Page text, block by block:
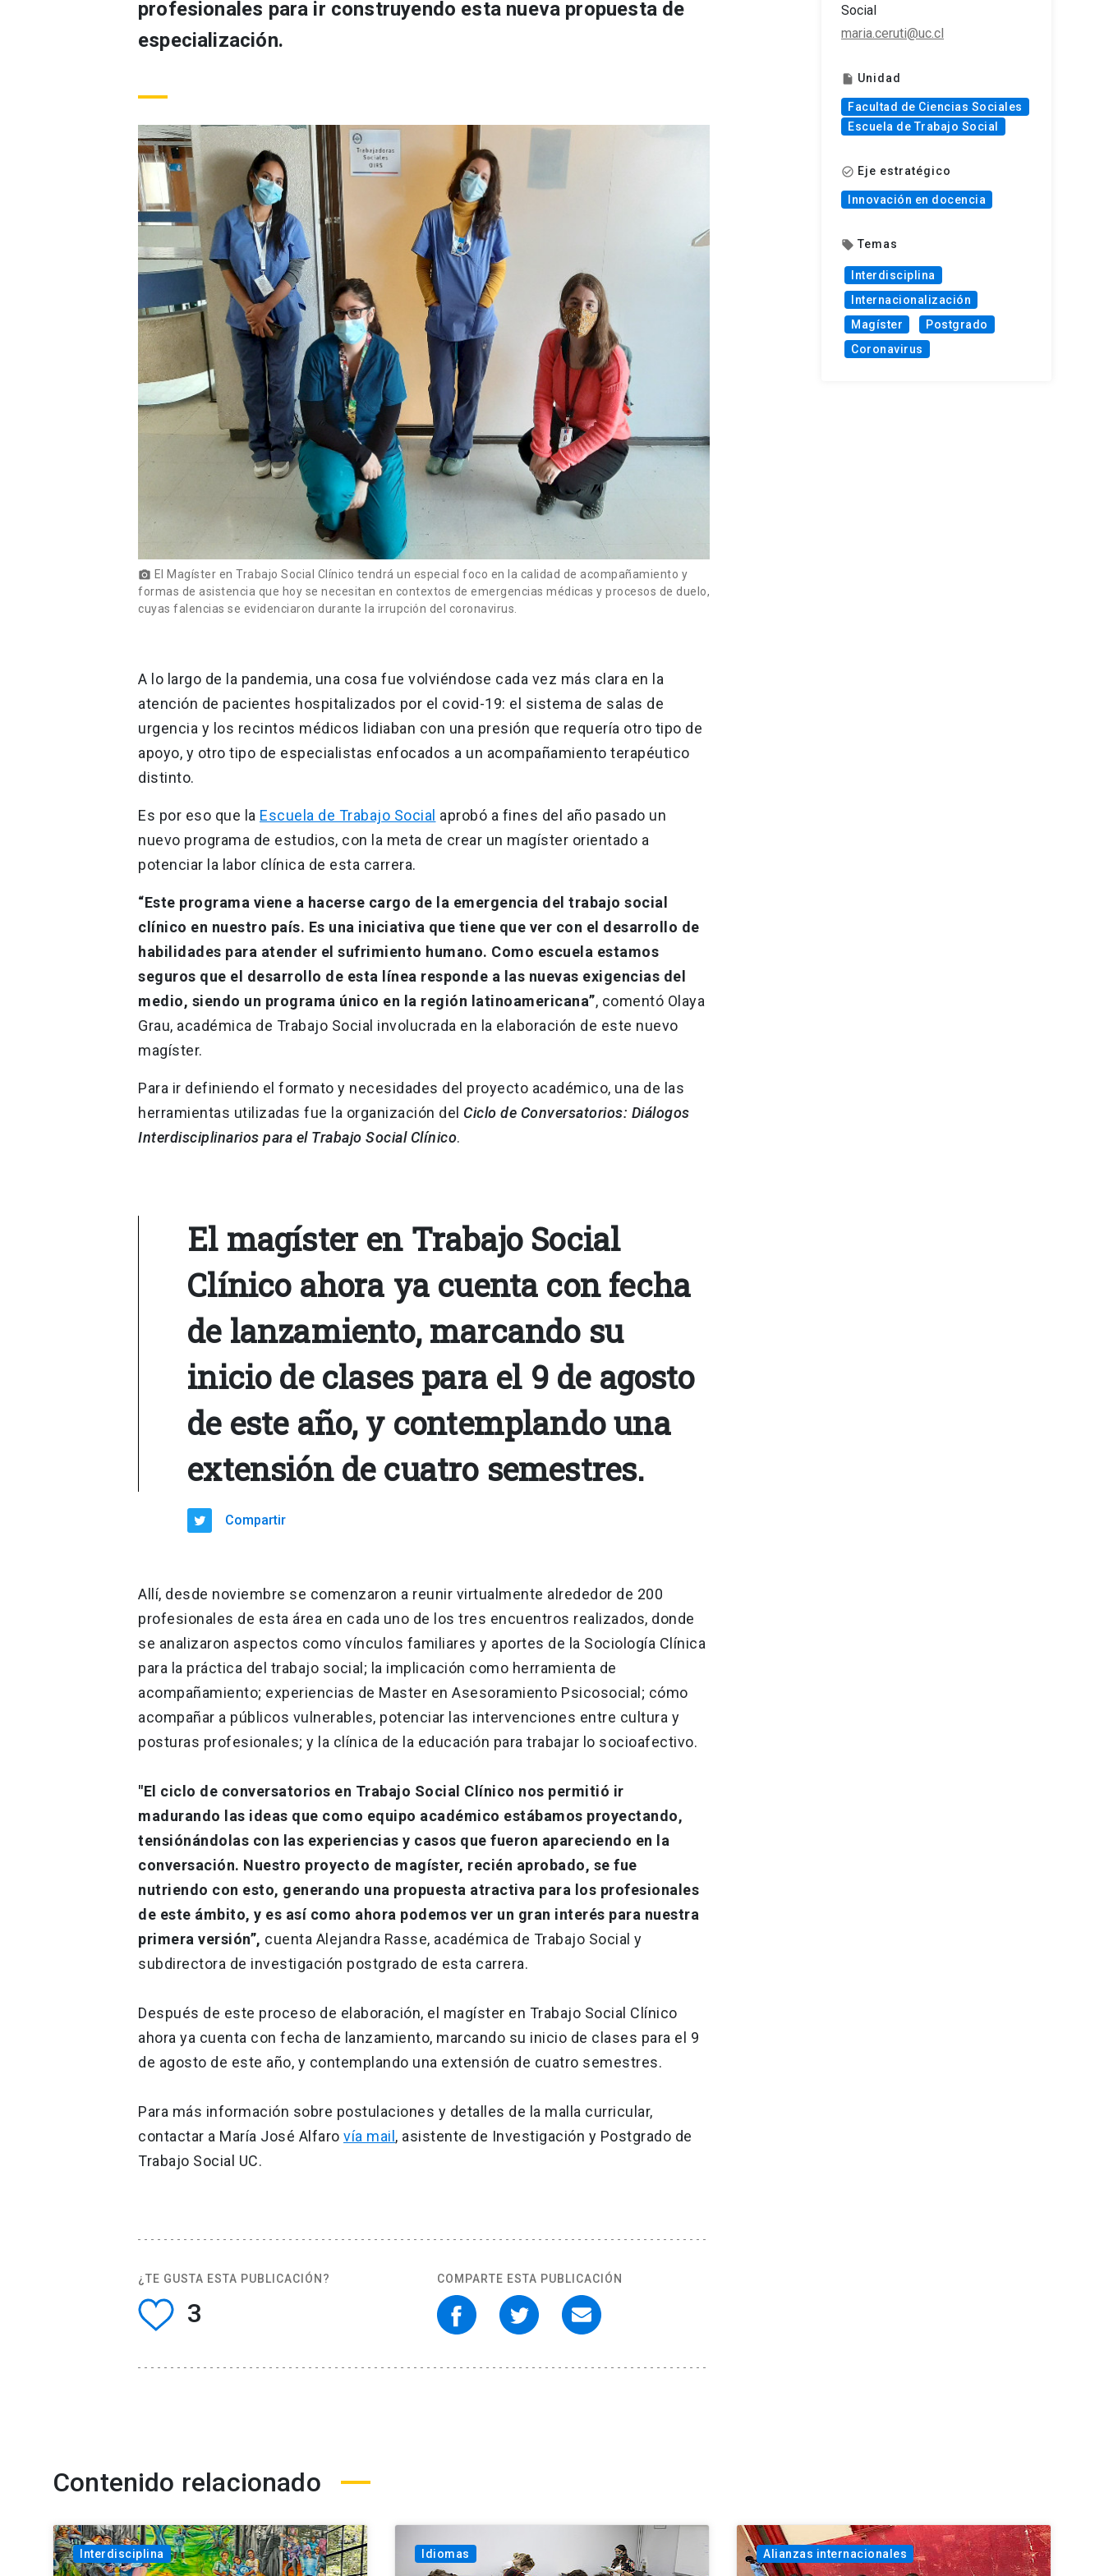
profesionales para ir construyendo esta nueva propuesta de
especialización.
photo_camera El Magíster en Trabajo Social Clínico tendrá un especial foco en la calidad de acompañamiento y
formas de asistencia que hoy se necesitan en contextos de emergencias médicas y procesos de duelo,
cuyas falencias se evidenciaron durante la irrupción del coronavirus.
A lo largo de la pandemia, una cosa fue volviéndose cada vez más clara en la
atención de pacientes hospitalizados por el covid-19: el sistema de salas de
urgencia y los recintos médicos lidiaban con una presión que requería otro tipo de
apoyo, y otro tipo de especialistas enfocados a un acompañamiento terapéutico
distinto.
Es por eso que la Escuela de Trabajo Social aprobó a fines del año pasado un
nuevo programa de estudios, con la meta de crear un magíster orientado a
potenciar la labor clínica de esta carrera.
“Este programa viene a hacerse cargo de la emergencia del trabajo social
clínico en nuestro país. Es una iniciativa que tiene que ver con el desarrollo de
habilidades para atender el sufrimiento humano. Como escuela estamos
seguros que el desarrollo de esta línea responde a las nuevas exigencias del
medio, siendo un programa único en la región latinoamericana”, comentó Olaya
Grau, académica de Trabajo Social involucrada en la elaboración de este nuevo
magíster.
Para ir definiendo el formato y necesidades del proyecto académico, una de las
herramientas utilizadas fue la organización del Ciclo de Conversatorios: Diálogos
Interdisciplinarios para el Trabajo Social Clínico.
El magíster en Trabajo Social
Clínico ahora ya cuenta con fecha
de lanzamiento, marcando su
inicio de clases para el 9 de agosto
de este año, y contemplando una
extensión de cuatro semestres.
Compartir
Allí, desde noviembre se comenzaron a reunir virtualmente alrededor de 200
profesionales de esta área en cada uno de los tres encuentros realizados, donde
se analizaron aspectos como vínculos familiares y aportes de la Sociología Clínica
para la práctica del trabajo social; la implicación como herramienta de
acompañamiento; experiencias de Master en Asesoramiento Psicosocial; cómo
acompañar a públicos vulnerables, potenciar las intervenciones entre cultura y
posturas profesionales; y la clínica de la educación para trabajar lo socioafectivo.
"El ciclo de conversatorios en Trabajo Social Clínico nos permitió ir
madurando las ideas que como equipo académico estábamos proyectando,
tensiónándolas con las experiencias y casos que fueron apareciendo en la
conversación. Nuestro proyecto de magíster, recién aprobado, se fue
nutriendo con esto, generando una propuesta atractiva para los profesionales
de este ámbito, y es así como ahora podemos ver un gran interés para nuestra
primera versión”, cuenta Alejandra Rasse, académica de Trabajo Social y
subdirectora de investigación postgrado de esta carrera.
Después de este proceso de elaboración, el magíster en Trabajo Social Clínico
ahora ya cuenta con fecha de lanzamiento, marcando su inicio de clases para el 9
de agosto de este año, y contemplando una extensión de cuatro semestres.
Para más información sobre postulaciones y detalles de la malla curricular,
contactar a María José Alfaro vía mail , asistente de Investigación y Postgrado de
Trabajo Social UC.
¿TE GUSTA ESTA PUBLICACIÓN?
3
COMPARTE ESTA PUBLICACIÓN
Social
maria.ceruti@uc.cl
insert_drive_file Unidad
Facultad de Ciencias Sociales
Escuela de Trabajo Social
check_circle_outline Eje estratégico
Innovación en docencia
local_offer Temas
Interdisciplina
Internacionalización
Magíster
Postgrado
Coronavirus
Contenido relacionado
Interdisciplina Idiomas Alianzas internacionales